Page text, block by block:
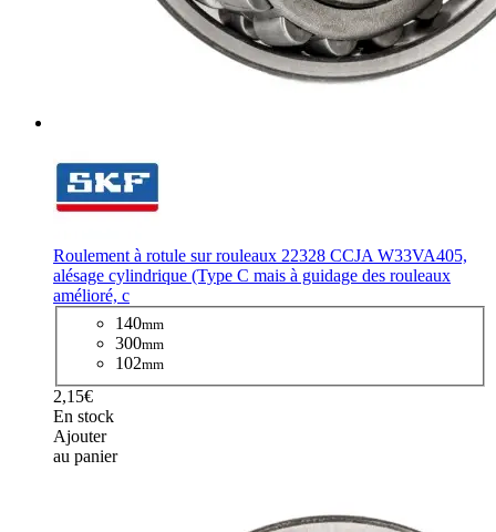
Roulement à rotule sur rouleaux 22328 CCJA W33VA405,
alésage cylindrique (Type C mais à guidage des rouleaux
amélioré, c
140mm
300mm
102mm
2,15€
En stock
Ajouter
au panier